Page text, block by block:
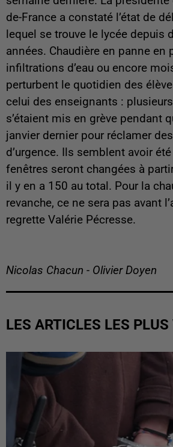
de-France a constaté l’état de
lequel se trouve le lycée depuis
années. Chaudière en panne en
infiltrations d’eau ou encore
perturbent le quotidien des
celui des enseignants : plusieurs
s’étaient mis en grève pendant
janvier dernier pour réclamer
d’urgence. Ils semblent avoir
fenêtres seront changées à
il y en a 150 au total. Pour la
revanche, ce ne sera pas avant
regrette Valérie Pécresse.
Nicolas Chacun - Olivier Doyen
LES ARTICLES LES PLUS